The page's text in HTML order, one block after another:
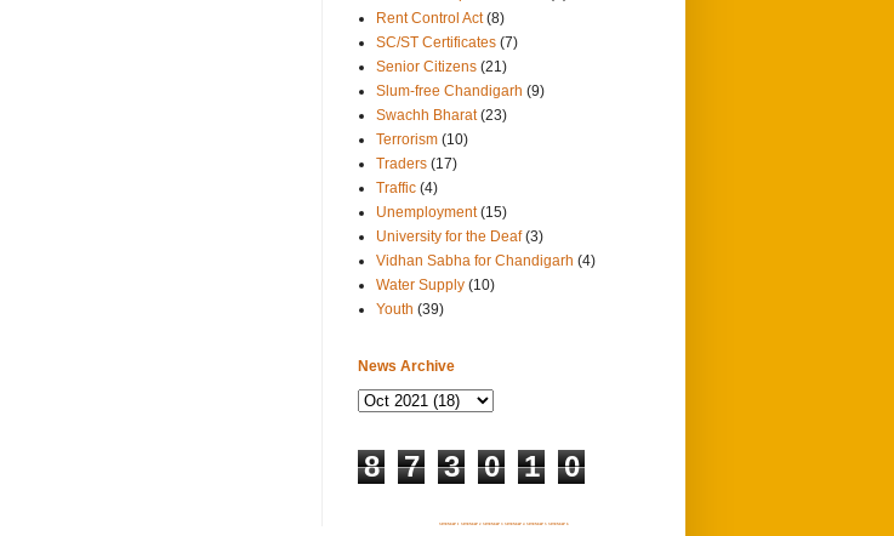
Rent Control Act (8)
SC/ST Certificates (7)
Senior Citizens (21)
Slum-free Chandigarh (9)
Swachh Bharat (23)
Terrorism (10)
Traders (17)
Traffic (4)
Unemployment (15)
University for the Deaf (3)
Vidhan Sabha for Chandigarh (4)
Water Supply (10)
Youth (39)
News Archive
8 7 3 0 1 0
SITEMAP 1 SITEMAP 2 SITEMAP 3 SITEMAP 4 SITEMAP 5 SITEMAP 6